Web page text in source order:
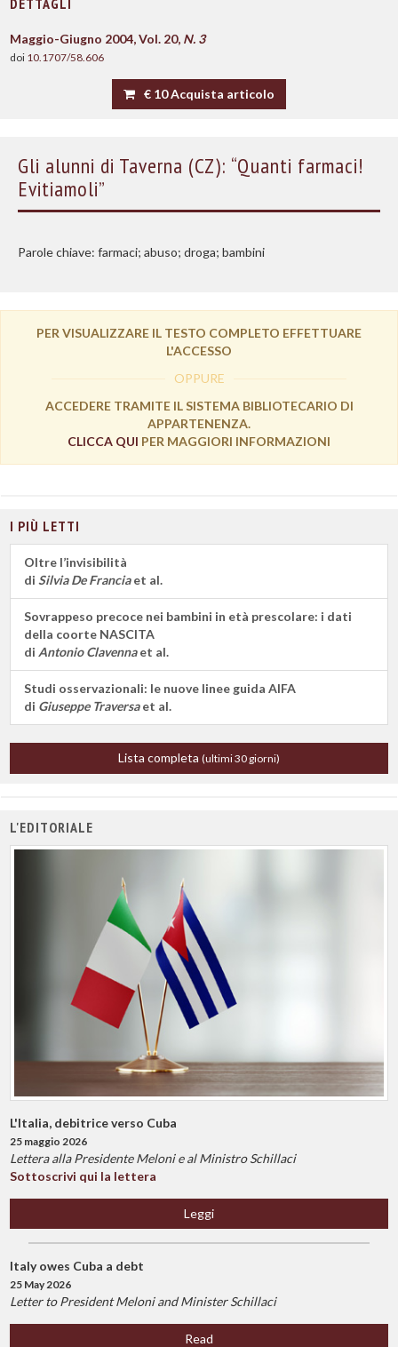
DETTAGLI
Maggio-Giugno 2004, Vol. 20, N. 3
doi 10.1707/58.606
€ 10 Acquista articolo
Gli alunni di Taverna (CZ): “Quanti farmaci!
Evitiamoli”
Parole chiave: farmaci; abuso; droga; bambini
PER VISUALIZZARE IL TESTO COMPLETO EFFETTUARE
L'ACCESSO
OPPURE
ACCEDERE TRAMITE IL SISTEMA BIBLIOTECARIO DI
APPARTENENZA.
CLICCA QUI PER MAGGIORI INFORMAZIONI
I PIÙ LETTI
Oltre l’invisibilità
di Silvia De Franciaet al.
Sovrappeso precoce nei bambini in età prescolare: i dati
della coorte NASCITA
di Antonio Clavennaet al.
Studi osservazionali: le nuove linee guida AIFA
di Giuseppe Traversaet al.
Lista completa (ultimi 30 giorni)
L'EDITORIALE
L'Italia, debitrice verso Cuba
25 maggio 2026
Lettera alla Presidente Meloni e al Ministro Schillaci
Sottoscrivi qui la lettera
Leggi
Italy owes Cuba a debt
25 May 2026
Letter to President Meloni and Minister Schillaci
Read